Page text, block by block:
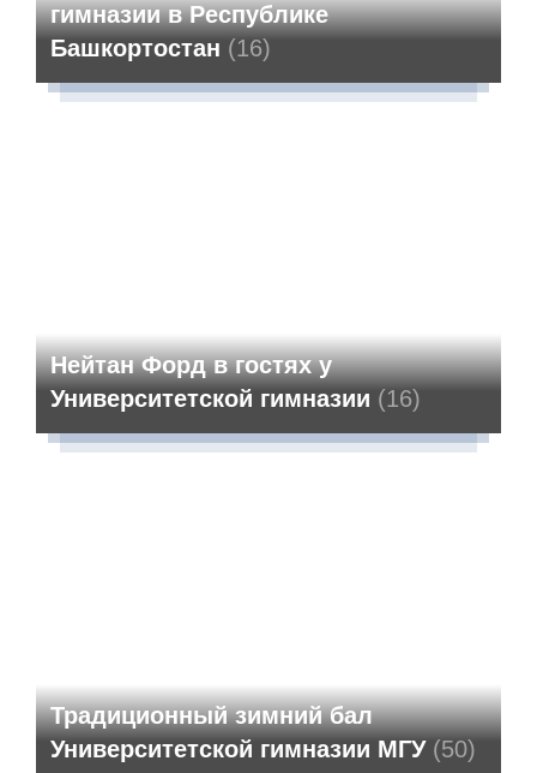
гимназии в Республике
Башкортостан (16)
Нейтан Форд в гостях у
Университетской гимназии (16)
Традиционный зимний бал
Университетской гимназии МГУ (50)